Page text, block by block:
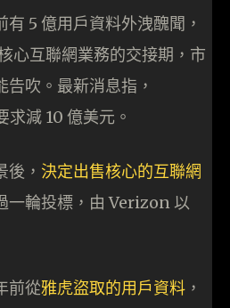
5 億用戶資料外洩醜聞，
心互聯網業務的交接期，市
吹。最新消息指，
減 10 億美元。
， 決定出售核心的互聯網
一輪投標，由 Verizon 以
前從雅虎盜取的用戶資料 ，